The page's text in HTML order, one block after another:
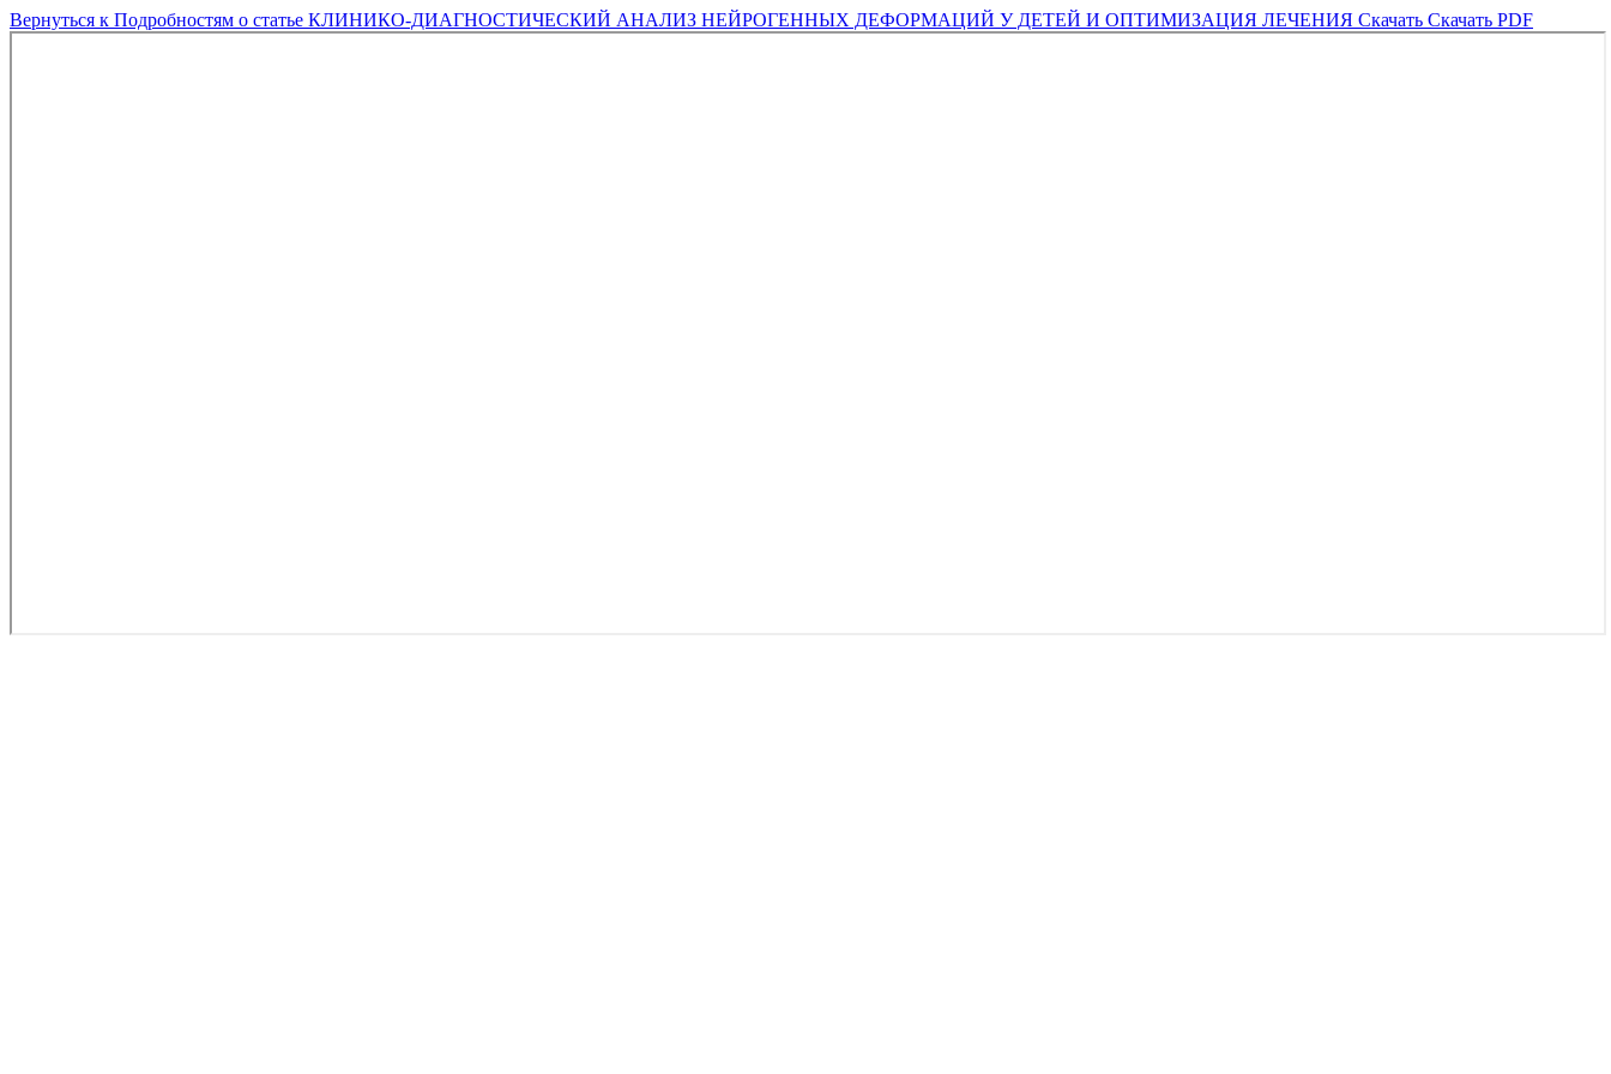
Вернуться к Подробностям о статье КЛИНИКО-ДИАГНОСТИЧЕСКИЙ АНАЛИЗ НЕЙРОГЕННЫХ ДЕФОРМАЦИЙ У ДЕТЕЙ И ОПТИМИЗАЦИЯ ЛЕЧЕНИЯ Скачать Скачать PDF